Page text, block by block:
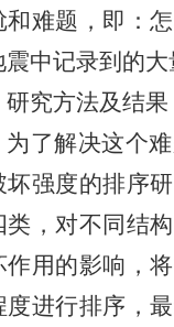
和难题，即：
震中记录到的
研究方法及结果
为了解决这个
坏强度的排序
类，对不同结
作用的影响，
度进行排序，